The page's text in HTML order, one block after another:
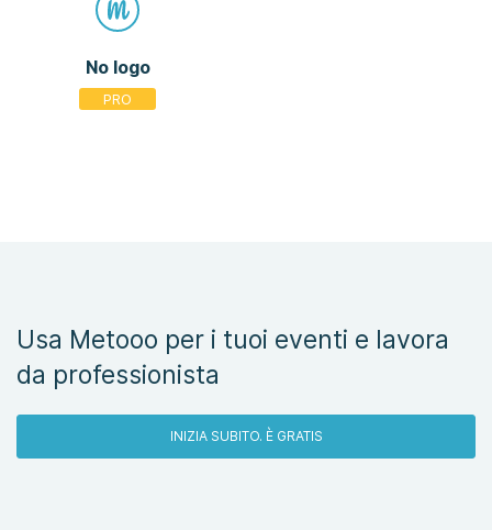
No logo
Usa Metooo per i tuoi eventi e lavora
da professionista
INIZIA SUBITO. È GRATIS